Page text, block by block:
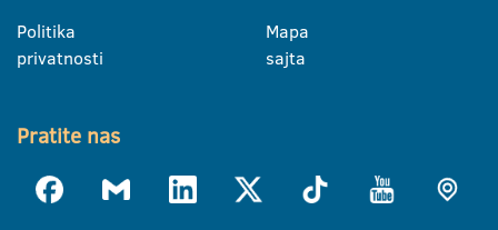
Politika
privatnosti
Mapa
sajta
Pratite nas